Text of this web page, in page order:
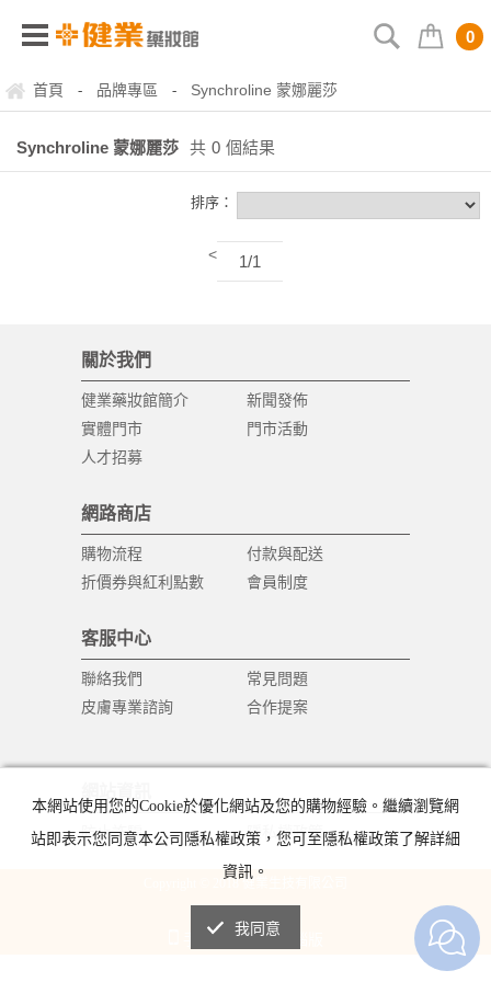
0
首頁 - 品牌專區 - Synchroline 蒙娜麗莎
Synchroline 蒙娜麗莎 共 0 個結果
排序：
< 1/1
關於我們
健業藥妝館簡介
新聞發佈
實體門市
門市活動
人才招募
網路商店
購物流程
付款與配送
折價券與紅利點數
會員制度
客服中心
聯絡我們
皮膚專業諮詢
常見問題
合作提案
防止詐騙 隱私權政策
Copyright © 2018 健業生技有限公司
手機版 | 電腦版
本網站使用您的Cookie於優化網站及您的購物經驗。繼續瀏覽網
站即表示您同意本公司隱私權政策，您可至隱私權政策了解詳細
資訊。
我同意